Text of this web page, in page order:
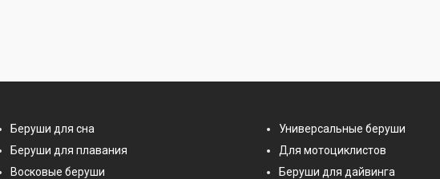
Беруши для сна
Беруши для плавания
Восковые беруши
Универсальные беруши
Для мотоциклистов
Беруши для дайвинга